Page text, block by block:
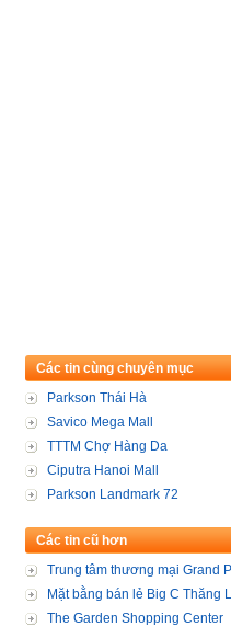
Các tin cùng chuyên mục
Parkson Thái Hà
Savico Mega Mall
TTTM Chợ Hàng Da
Ciputra Hanoi Mall
Parkson Landmark 72
Các tin cũ hơn
Trung tâm thương mại Grand
Mặt bằng bán lẻ Big C Thăng
The Garden Shopping Center